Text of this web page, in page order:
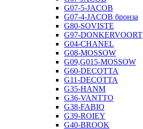
G07-5-JACOB
G07-4-JACOB бронза
G80-SOVISTE
G97-DONKERVOORT
G04-CHANEL
G08-MOSSOW
G09,G015-MOSSOW
G60-DECOTTA
G11-DECOTTA
G35-HANM
G36-VANTTO
G38-FABIO
G39-ROIEY
G40-BROOK